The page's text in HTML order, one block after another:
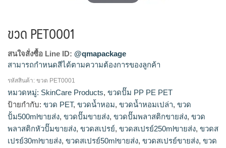
ขวด PET0001
สนใจสั่งซื้อ Line ID: @qmapackage
สามารถกำหนดสีได้ตามความต้องการของลูกค้า
โรงงานผลิตขวดสเปรย์,รับผลิตขวดสเปรย์,ขายส่งขวดสเปรย์,จำ
หน่ายขวดสเปรย์,ขายขวดสเปรย์,ร้านขายขวดสเปรย์,ขวดสเปรย์
ขายส่ง,ขวดสเปรย์30mlขายส่ง,ขวดสเปรย์พลาสติกขายส่ง,ขวดส
เปรย์250mlขายส่ง,ขวดสเปรย์50mlขายส่ง,โรงงานผลิตขวดสเปรย์
พลาสติก,ขายขวดสเปรย์พลาสติก,ร้านขายขวดสเปรย์เปล่า,ขาย
ขวดสเปรย์เปล่า,โรงงานผลิตขวดสเปรย์100ml,ขวดสเปรย์เปล่า
รหัสสินค้า: ขวด PET0001
หมวดหมู่: SkinCare Products, ขวดปั๊ม PP PE PET
ป้ายกำกับ: ขวด PET, ขวดน้ำหอม, ขวดน้ำหอมเปล่า, ขวด
ปั้ม500mlขายส่ง, ขวดปั๊มขายส่ง, ขวดปั๊มพลาสติกขายส่ง, ขวด
พลาสติกหัวปั๊มขายส่ง, ขวดสเปรย์, ขวดสเปรย์250mlขายส่ง, ขวดส
เปรย์30mlขายส่ง, ขวดสเปรย์50mlขายส่ง, ขวดสเปรย์ขายส่ง, ขวด